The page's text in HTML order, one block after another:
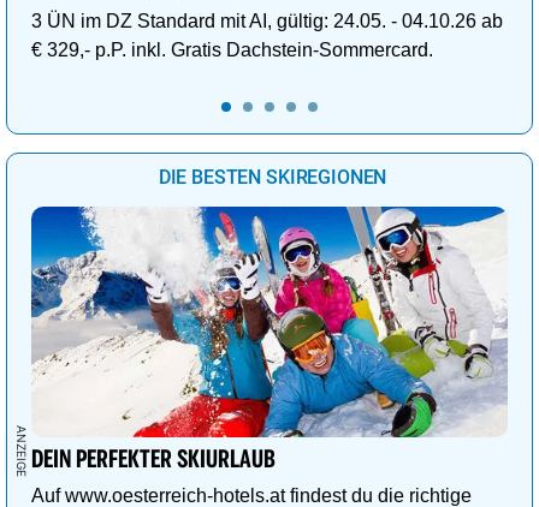
3 ÜN im DZ Standard mit AI, gültig: 24.05. - 04.10.26 ab
€ 329,- p.P. inkl. Gratis Dachstein-Sommercard.
DIE BESTEN SKIREGIONEN
DEIN PERFEKTER SKIURLAUB
Auf www.oesterreich-hotels.at findest du die richtige